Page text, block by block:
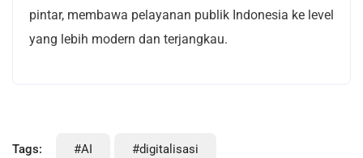
pintar, membawa pelayanan publik Indonesia ke level
yang lebih modern dan terjangkau.
Tags: #AI #digitalisasi